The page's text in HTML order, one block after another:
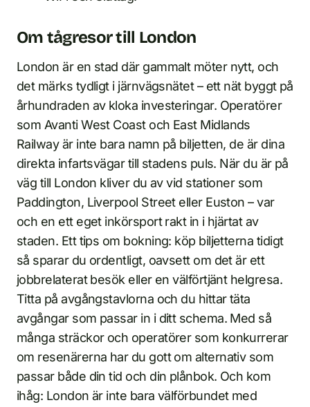
Om tågresor till London
London är en stad där gammalt möter nytt, och
det märks tydligt i järnvägsnätet – ett nät byggt på
århundraden av kloka investeringar. Operatörer
som Avanti West Coast och East Midlands
Railway är inte bara namn på biljetten, de är dina
direkta infartsvägar till stadens puls. När du är på
väg till London kliver du av vid stationer som
Paddington, Liverpool Street eller Euston – var
och en ett eget inkörsport rakt in i hjärtat av
staden. Ett tips om bokning: köp biljetterna tidigt
så sparar du ordentligt, oavsett om det är ett
jobbrelaterat besök eller en välförtjänt helgresa.
Titta på avgångstavlorna och du hittar täta
avgångar som passar in i ditt schema. Med så
många sträckor och operatörer som konkurrerar
om resenärerna har du gott om alternativ som
passar både din tid och din plånbok. Och kom
ihåg: London är inte bara välförbundet med